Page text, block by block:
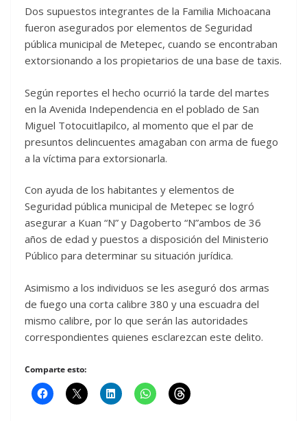
Dos supuestos integrantes de la Familia Michoacana
fueron asegurados por elementos de Seguridad
pública municipal de Metepec, cuando se encontraban
extorsionando a los propietarios de una base de taxis.
Según reportes el hecho ocurrió la tarde del martes
en la Avenida Independencia en el poblado de San
Miguel Totocuitlapilco, al momento que el par de
presuntos delincuentes amagaban con arma de fuego
a la víctima para extorsionarla.
Con ayuda de los habitantes y elementos de
Seguridad pública municipal de Metepec se logró
asegurar a Kuan “N” y Dagoberto “N”ambos de 36
años de edad y puestos a disposición del Ministerio
Público para determinar su situación jurídica.
Asimismo a los individuos se les aseguró dos armas
de fuego una corta calibre 380 y una escuadra del
mismo calibre, por lo que serán las autoridades
correspondientes quienes esclarezcan este delito.
Comparte esto: